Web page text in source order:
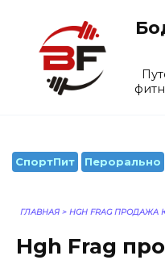
содержанию
СпортПит Перорально
ГЛАВНАЯ > HGH FRAG ПРОДАЖА
Hgh Frag